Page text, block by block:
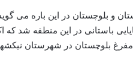
باستانی در این منطقه شد که
بلوچستان در شهرستان